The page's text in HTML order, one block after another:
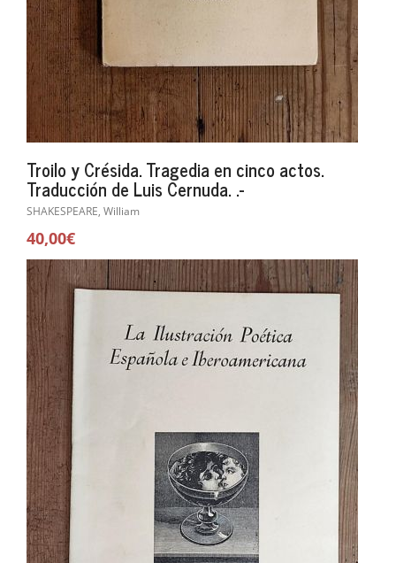
Troilo y Crésida. Tragedia en cinco actos.
Traducción de Luis Cernuda. .-
SHAKESPEARE, William
40,00€